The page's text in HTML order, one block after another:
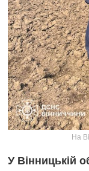
На
У Вінницькій